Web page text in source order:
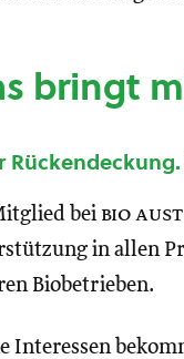
bringt
bei bio
in allen
Biobetrieben.
Interessen